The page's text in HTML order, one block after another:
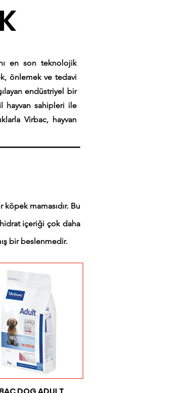
en son teknolojik
önlemek ve tedavi
endüstriyel bir
hayvan sahipleri ile
Virbac, hayvan
mamasıdır. Bu
içeriği çok daha
bir beslenmedir.